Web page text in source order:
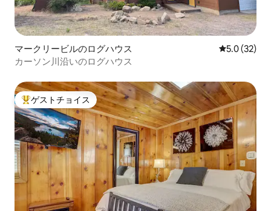
マークリービルのログハウス レビュー32
5.0 (32)
カーソン川沿いのログハウス
大好評のゲストチョイスです。
ゲストチョイス